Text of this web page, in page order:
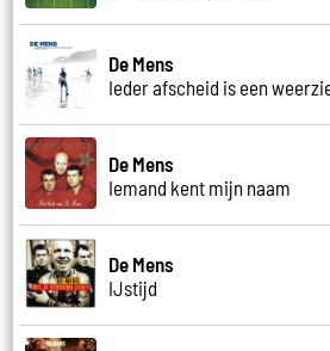
De Mens
Ieder afscheid is een
De Mens
Iemand kent mijn naam
De Mens
IJstijd